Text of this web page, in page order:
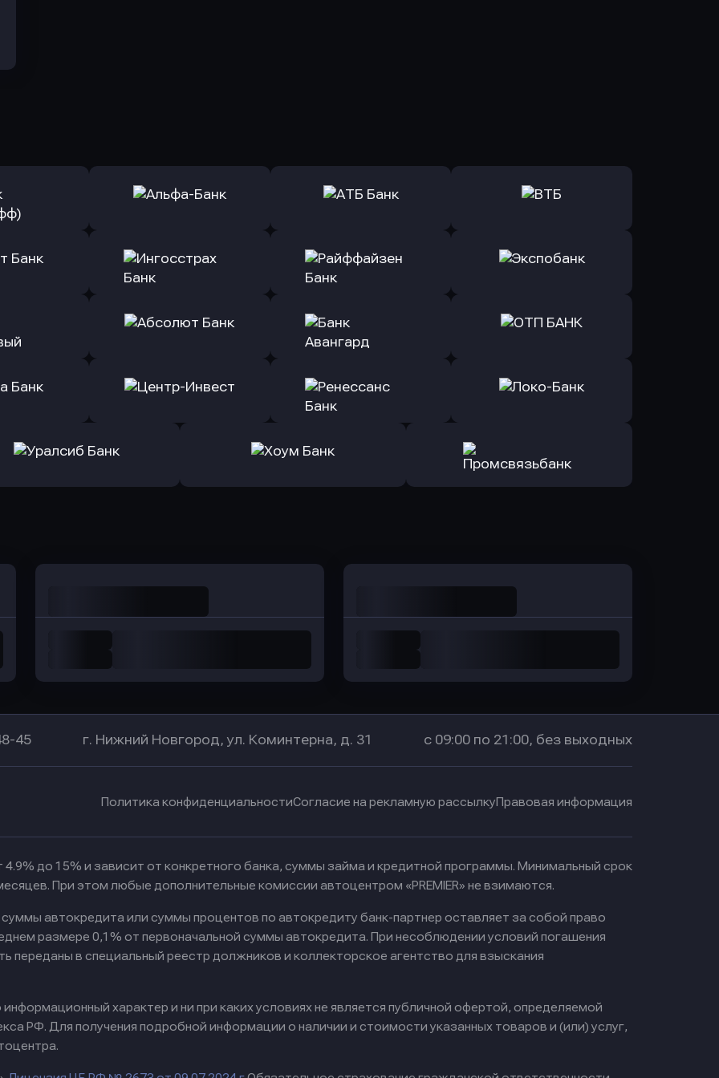
заявку
Оправить заявку
в Альфа-Банк
Оправить заявку
в АТБ Банк
Оправить заявку
заявку
Банк
Оправить заявку
Оправить заявку
в Райффайзен Банк
Оправить заявку
заявку
Оправить заявку
Оправить заявку
в Банк Авангард
Оправить заявку
заявку
Оправить заявку
в Локо-Банк
45 г. Нижний Новгород, ул. Коминтерна, д. 31 с 09:00 по 21:00, без выходных
Политика конфиденциальностиСогласие на рекламную рассылкуПравовая информация
4.9% до 15% и зависит от конкретного банка, суммы займа и кредитной программы. Минимальный срок
При этом любые дополнительные комиссии автоцентром «PREMIER» не взимаются.
автокредита или суммы процентов по автокредиту банк-партнер оставляет за собой право
размере 0,1% от первоначальной суммы автокредита. При несоблюдении условий погашения
переданы в специальный реестр должников и коллекторское агентство для взыскания
характер и ни при каких условиях не является публичной офертой, определяемой
РФ. Для получения подробной информации о наличии и стоимости указанных товаров и (или) услуг,